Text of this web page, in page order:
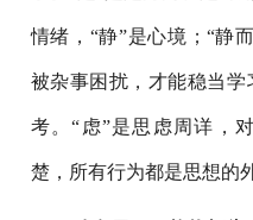
情绪，“静”是心境；“静
被杂事困扰，才能稳当
考。“虑”是思虑周详，
楚，所有行为都是思想的